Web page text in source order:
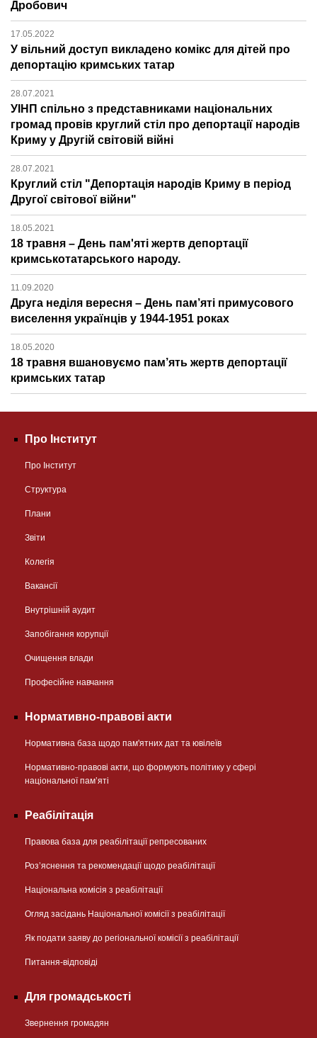
Дробович
17.05.2022
У вільний доступ викладено комікс для дітей про
депортацію кримських татар
28.07.2021
УІНП спільно з представниками національних
громад провів круглий стіл про депортації народів
Криму у Другій світовій війні
28.07.2021
Круглий стіл "Депортація народів Криму в період
Другої світової війни"
18.05.2021
18 травня – День пам'яті жертв депортації
кримськотатарського народу.
11.09.2020
Друга неділя вересня – День пам’яті примусового
виселення українців у 1944-1951 роках
18.05.2020
18 травня вшановуємо пам’ять жертв депортації
кримських татар
Про Інститут
Про Інститут
Структура
Плани
Звіти
Колегія
Вакансії
Внутрішній аудит
Запобігання корупції
Очищення влади
Професійне навчання
Нормативно-правові акти
Нормативна база щодо пам'ятних дат та ювілеїв
Нормативно-правові акти, що формують політику у сфері
національної памʼяті
Реабілітація
Правова база для реабілітації репресованих
Розʼяснення та рекомендації щодо реабілітації
Національна комісія з реабілітації
Огляд засідань Національної комісії з реабілітації
Як подати заяву до регіональної комісії з реабілітації
Питання-відповіді
Для громадськості
Звернення громадян